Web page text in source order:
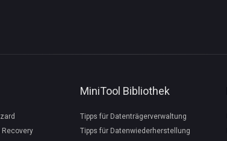
Recovery
MiniTool Bibliothek
Tipps für Datenträgerverwaltung
Tipps für Datenwiederherstellung